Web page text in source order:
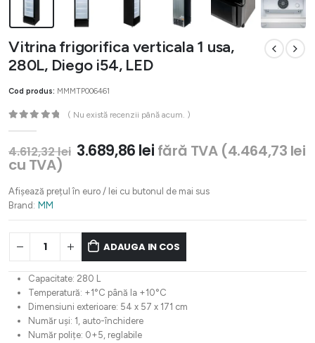
Vitrina frigorifica verticala 1 usa,
280L, Diego i54, LED
Cod produs: MMMTP006461
( Nu există recenzii până acum. )
4.612,32lei Prețul
fost:
3.689,86 leiPrețul
3.689,86 lei.
fără TVA (4.464,73 lei
cu TVA)
Afișează prețul în euro / lei cu butonul de mai sus
Brand: MM
ADAUGA IN COS
Capacitate: 280 L
Temperatură: +1°C până la +10°C
Dimensiuni exterioare: 54 x 57 x 171 cm
Număr uși: 1, auto-închidere
Număr polițe: 0+5, reglabile